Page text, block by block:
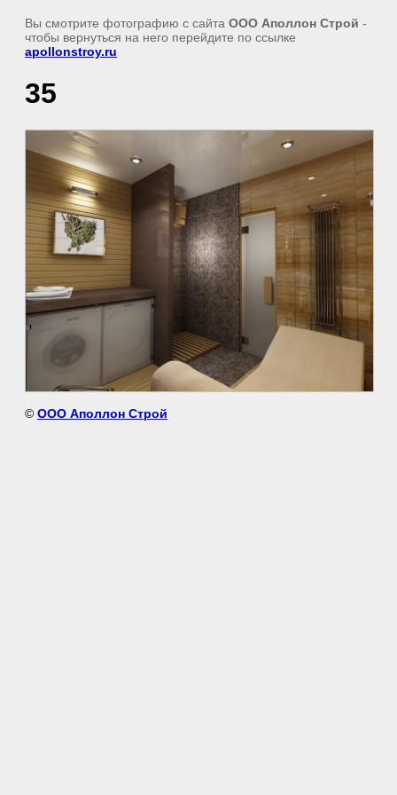
Вы смотрите фотографию с сайта ООО Аполлон Строй -
чтобы вернуться на него перейдите по ссылке
apollonstroy.ru
35
© ООО Аполлон Строй